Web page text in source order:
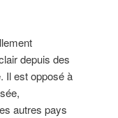
depuis des
Il est opposé à
autres pays